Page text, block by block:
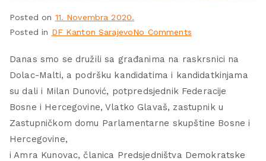
Posted on 11. Novembra 2020.
Posted in DF Kanton SarajevoNo Comments
Danas smo se družili sa građanima na raskrsnici na
Dolac-Malti, a podršku kandidatima i kandidatkinjama
su dali i Milan Dunović, potpredsjednik Federacije
Bosne i Hercegovine, Vlatko Glavaš, zastupnik u
Zastupničkom domu Parlamentarne skupštine Bosne i
Hercegovine,
i Amra Kunovac, članica Predsjedništva Demokratske